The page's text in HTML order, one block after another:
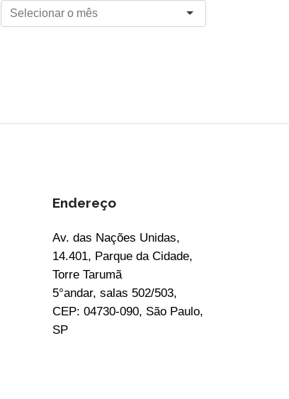
Endereço
Av. das Nações Unidas,
14.401, Parque da Cidade,
Torre Tarumã
5°andar, salas 502/503,
CEP: 04730-090, São Paulo,
SP